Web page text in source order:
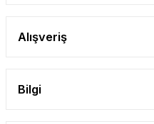
Alışveriş
Bilgi